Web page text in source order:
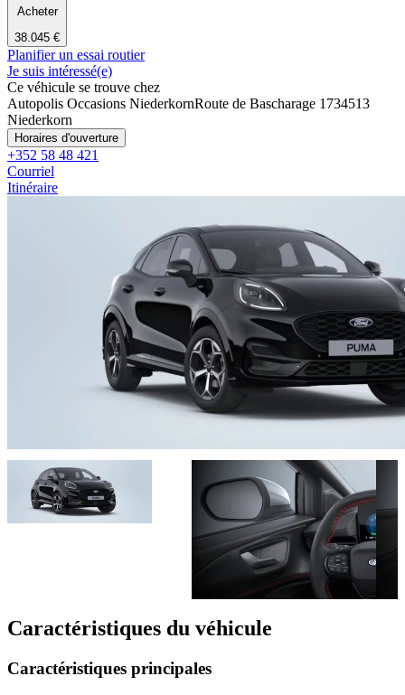
Acheter
38.045 €
Planifier un essai routier
Je suis intéressé(e)
Ce véhicule se trouve chez
Autopolis Occasions NiederkornRoute de Bascharage 1734513
Niederkorn
Horaires d'ouverture
+352 58 48 421
Courriel
Itinéraire
Caractéristiques du véhicule
Caractéristiques principales